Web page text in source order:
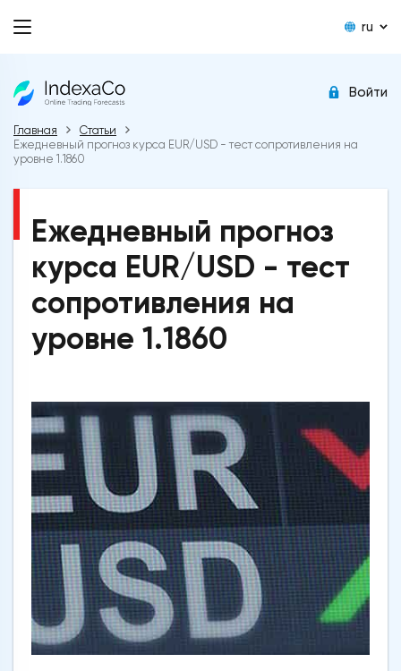
ru
Войти
Главная
Статьи
Ежедневный прогноз курса EUR/USD - тест сопротивления на
уровне 1.1860
Ежедневный прогноз
курса EUR/USD - тест
сопротивления на
уровне 1.1860